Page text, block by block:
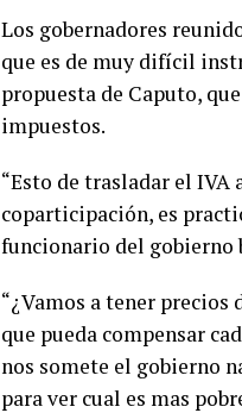
Los gobernadores
que es de muy difícil
propuesta de Caputo,
impuestos.
“Esto de trasladar el
coparticipación, es
funcionario del gobierno
“¿Vamos a tener
que pueda compensar
nos somete el gobierno
para ver cual es mas